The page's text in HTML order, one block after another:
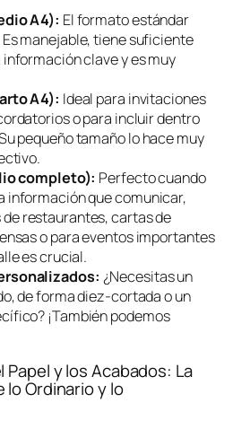
A4): El formato estándar
manejable, tiene suficiente
clave y es muy
A4): Ideal para invitaciones
o para incluir dentro
pequeño tamaño lo hace muy
completo): Perfecto cuando
información que comunicar,
restaurantes, cartas de
o para eventos importantes
es crucial.
¿Necesitas un
de forma diez-cortada o un
¡También podemos
Papel y los Acabados: La
Ordinario y lo